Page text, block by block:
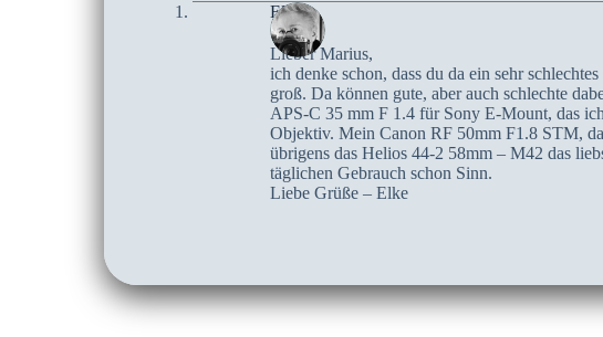
Elke
Lieber Marius,
ich denke schon, dass du da ein sehr
groß. Da können gute, aber auch schlechte
APS-C 35 mm F 1.4 für Sony E-Mount, das
Objektiv. Mein Canon RF 50mm F1.8 STM,
übrigens das Helios 44-2 58mm – M42 das
täglichen Gebrauch schon Sinn.
Liebe Grüße – Elke